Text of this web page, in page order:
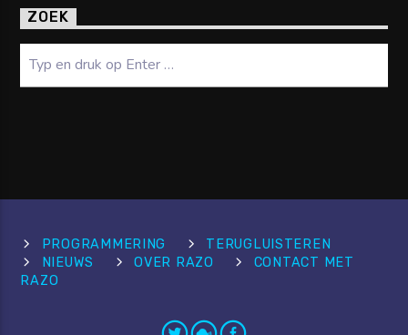
ZOEK
PROGRAMMERING
TERUGLUISTEREN
NIEUWS
OVER RAZO
CONTACT MET
RAZO